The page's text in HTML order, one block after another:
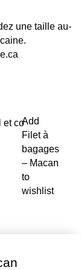
une taille au-
et coffre à
Add
Filet à
bagages
– Macan
to
wishlist